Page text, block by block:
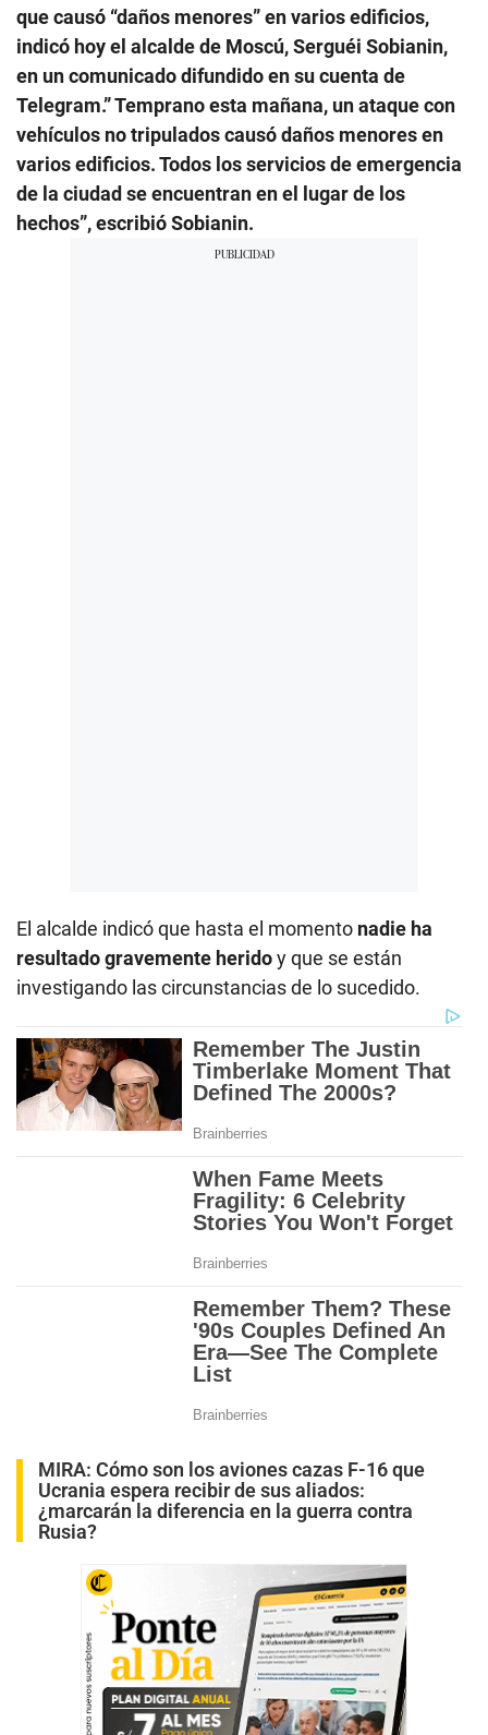
que causó “daños menores” en varios edificios,
indicó hoy el alcalde de Moscú, Serguéi Sobianin,
en un comunicado difundido en su cuenta de
Telegram.” Temprano esta mañana, un ataque con
vehículos no tripulados causó daños menores en
varios edificios. Todos los servicios de emergencia
de la ciudad se encuentran en el lugar de los
hechos”, escribió Sobianin.
El alcalde indicó que hasta el momento nadie ha
resultado gravemente heridoy que se están
investigando las circunstancias de lo sucedido.
MIRA: Cómo son los aviones cazas F-16 que
Ucrania espera recibir de sus aliados:
¿marcarán la diferencia en la guerra contra
Rusia?